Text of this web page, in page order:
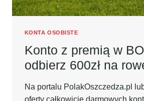
KONTA OSOBISTE
Konto z premią w
odbierz 600zł na
Na portalu PolakOszczedza.pl
oferty całkowicie darmowych